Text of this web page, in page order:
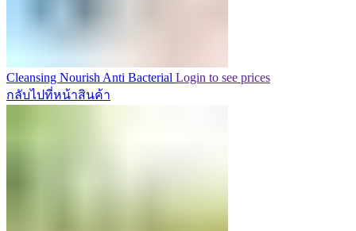
Cleansing Nourish Anti Bacterial Login to see prices
กลับไปที่หน้าสินค้า